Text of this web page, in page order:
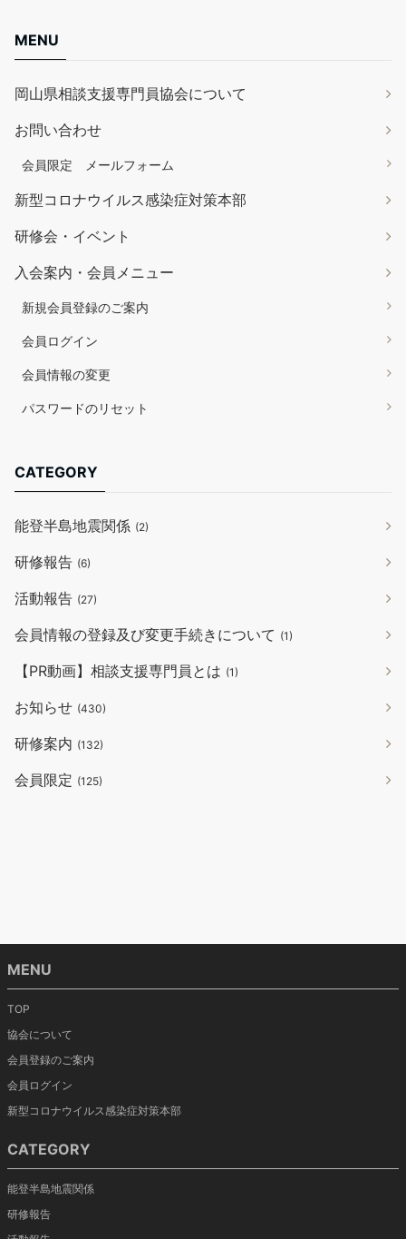
MENU
岡山県相談支援専門員協会について
お問い合わせ
会員限定 メールフォーム
新型コロナウイルス感染症対策本部
研修会・イベント
入会案内・会員メニュー
新規会員登録のご案内
会員ログイン
会員情報の変更
パスワードのリセット
CATEGORY
能登半島地震関係 (2)
研修報告 (6)
活動報告 (27)
会員情報の登録及び変更手続きについて (1)
【PR動画】相談支援専門員とは (1)
お知らせ (430)
研修案内 (132)
会員限定 (125)
MENU
TOP
協会について
会員登録のご案内
会員ログイン
新型コロナウイルス感染症対策本部
CATEGORY
能登半島地震関係
研修報告